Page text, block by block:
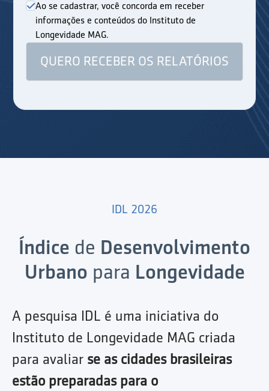
Ao se cadastrar, você concorda em receber
informações e conteúdos do Instituto de
Longevidade MAG.
IDL 2026
Índice de Desenvolvimento
Urbano para Longevidade
A pesquisa IDL é uma iniciativa do
Instituto de Longevidade MAG criada
para avaliar se as cidades brasileiras
estão preparadas para o